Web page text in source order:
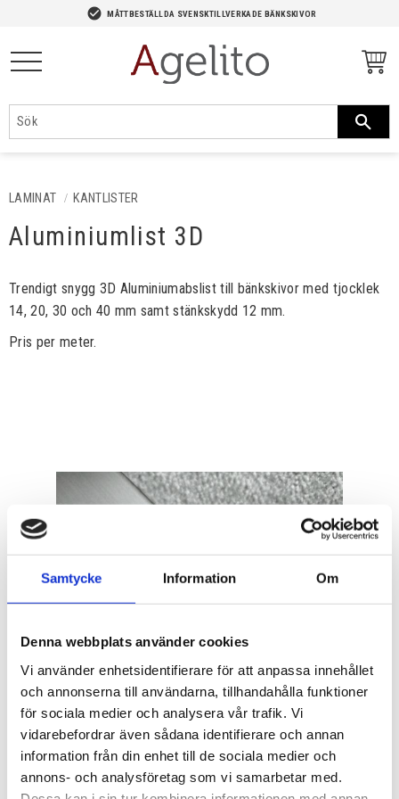
Samtycke Information Om
Denna webbplats använder cookies
Vi använder enhetsidentifierare för att anpassa innehållet
och annonserna till användarna, tillhandahålla funktioner
för sociala medier och analysera vår trafik. Vi
vidarebefordrar även sådana identifierare och annan
information från din enhet till de sociala medier och
annons- och analysföretag som vi samarbetar med.
check_circle MÅTTBESTÄLLDA SVENSKTILLVERKADE BÄNKSKIVOR
LAMINAT KANTLISTER
Aluminiumlist 3D
Trendigt snygg 3D Aluminiumabslist till bänkskivor med tjocklek
14, 20, 30 och 40 mm samt stänkskydd 12 mm.
Pris per meter.